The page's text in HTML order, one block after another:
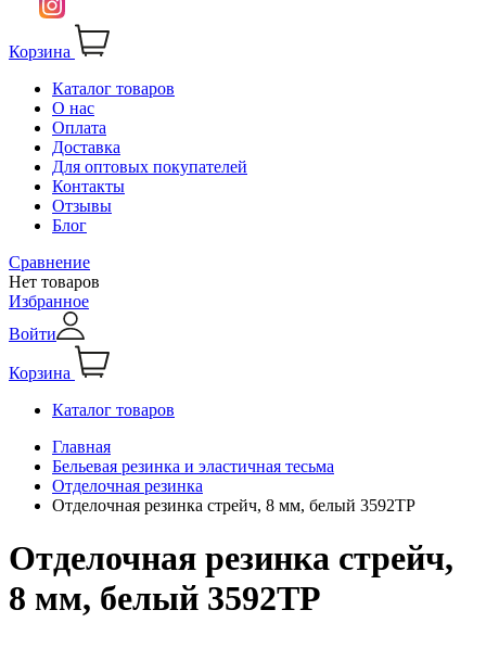
Корзина
Каталог товаров
О нас
Оплата
Доставка
Для оптовых покупателей
Контакты
Отзывы
Блог
Сравнение
Нет товаров
Избранное
Войти
Корзина
Каталог товаров
Главная
Бельевая резинка и эластичная тесьма
Отделочная резинка
Отделочная резинка стрейч, 8 мм, белый 3592ТР
Отделочная резинка стрейч,
8 мм, белый 3592ТР